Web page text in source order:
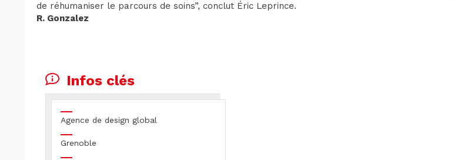
de réhumaniser le parcours de soins”, conclut Éric Leprince.
R. Gonzalez
Infos clés
Agence de design global
Grenoble